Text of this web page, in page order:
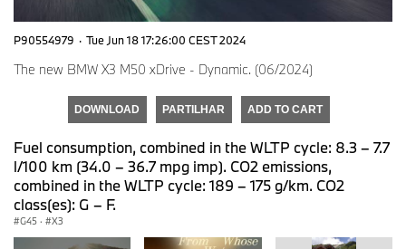
P90554979 · Tue Jun 18 17:26:00 CEST 2024
The new BMW X3 M50 xDrive - Dynamic. (06/2024)
DOWNLOAD PARTILHAR ADD TO CART
Fuel consumption, combined in the WLTP cycle: 8.3 – 7.7
l/100 km (34.0 – 36.7 mpg imp). CO2 emissions,
combined in the WLTP cycle: 189 – 175 g/km. CO2
class(es): G – F.
G45 · X3